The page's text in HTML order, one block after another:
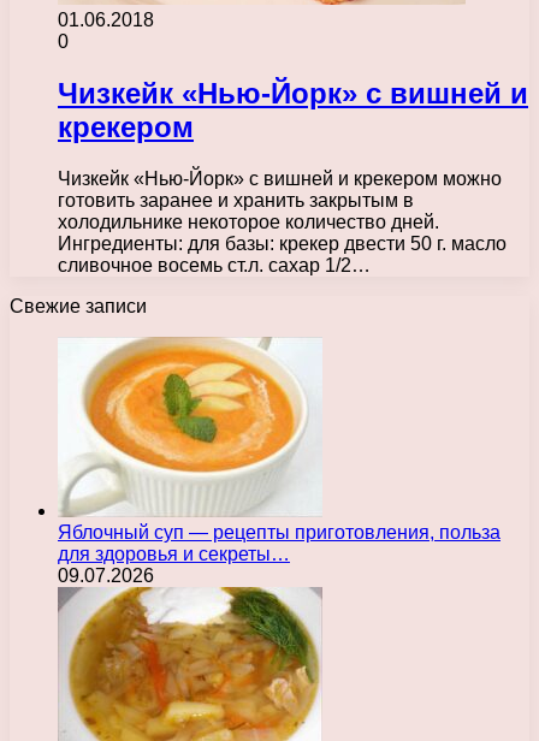
01.06.2018
0
Чизкейк «Нью-Йорк» с вишней и
крекером
Чизкейк «Нью-Йорк» с вишней и крекером можно
готовить заранее и хранить закрытым в
холодильнике некоторое количество дней.
Ингредиенты: для базы: крекер двести 50 г. масло
сливочное восемь ст.л. сахар 1/2…
Свежие записи
Яблочный суп — рецепты приготовления, польза
для здоровья и секреты…
09.07.2026